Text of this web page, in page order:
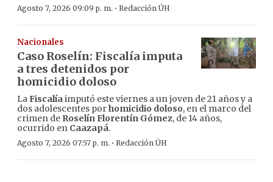
Agosto 7, 2026 09:09 p. m. · Redacción ÚH
Nacionales
Caso Roselín: Fiscalía imputa
a tres detenidos por
homicidio doloso
LaFiscalíaimputó este viernes a un joven de 21 años y a
dos adolescentes porhomicidio doloso, en el marco del
crimen de Roselín Florentín Gómez, de 14 años,
ocurrido en Caazapá.
Agosto 7, 2026 07:57 p. m. · Redacción ÚH